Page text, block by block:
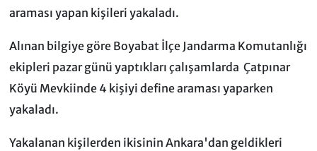
araması yapan kişileri yakaladı.
Alınan bilgiye göre Boyabat İlçe Jandarma Komutanlığı
ekipleri pazar günü yaptıkları çalışamlarda Çatpınar
Köyü Mevkiinde 4 kişiyi define araması yaparken
yakaladı.
Yakalanan kişilerden ikisinin Ankara'dan geldikleri